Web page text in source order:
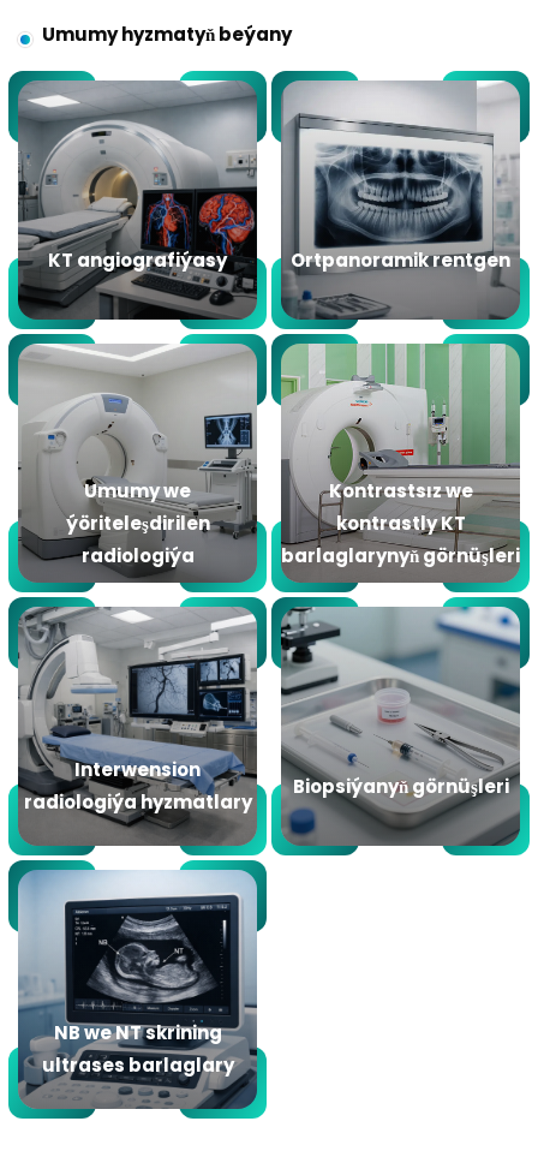
Umumy hyzmatyň beýany
KT angiografiýasy Ortpanoramik rentgen
Umumy we
ýöriteleşdirilen
radiologiýa
Kontrastsız we
kontrastly KT
barlaglarynyň görnüşleri
Interwension
radiologiýa hyzmatlary
Biopsiýanyň görnüşleri
NB we NT skrining
ultrases barlaglary